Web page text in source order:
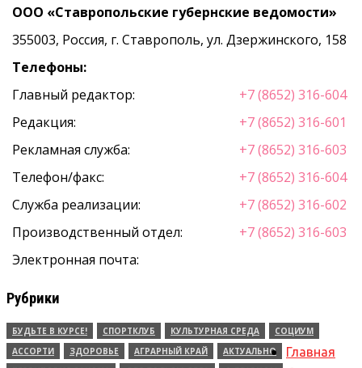
ООО «Ставропольские губернские ведомости»
355003, Россия, г. Ставрополь, ул. Дзержинского, 158
Телефоны:
Главный редактор:
+7 (8652) 316-604
Редакция:
+7 (8652) 316-601
Рекламная служба:
+7 (8652) 316-603
Телефон/факс:
+7 (8652) 316-604
Служба реализации:
+7 (8652) 316-602
Производственный отдел:
+7 (8652) 316-603
Электронная почта:
Рубрики
БУДЬТЕ В КУРСЕ! СПОРТКЛУБ КУЛЬТУРНАЯ СРЕДА
СОЦИУМ
АССОРТИ
ЗДОРОВЬЕ АГРАРНЫЙ КРАЙ
АКТУАЛЬНО
Главная